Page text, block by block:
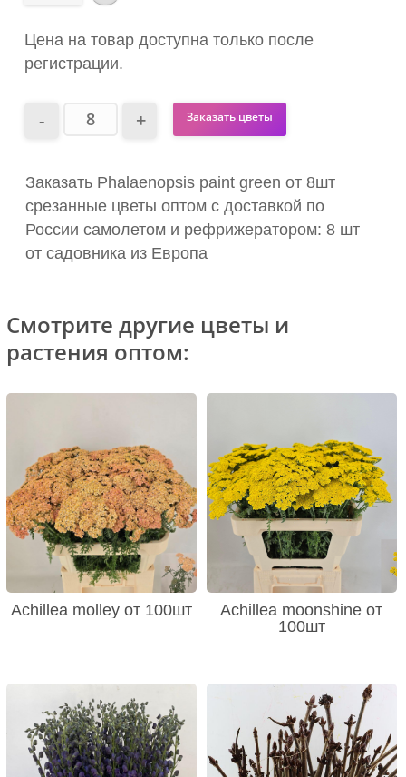
Цена на товар доступна только после
регистрации.
Заказать цветы
Заказать Phalaenopsis paint green от 8шт
срезанные цветы оптом с доставкой по
России самолетом и рефрижератором: 8 шт
от садовника из Европа
Смотрите другие цветы и
растения оптом:
Achillea molley от 100шт
Achillea moonshine от
100шт